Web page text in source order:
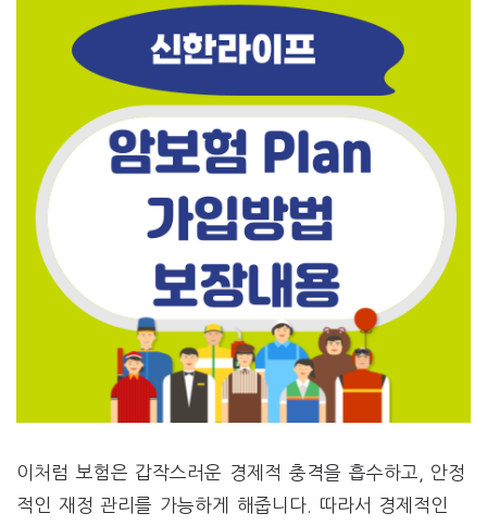
이처럼 보험은 갑작스러운 경제적 충격을 흡수하고, 안정
적인 재정 관리를 가능하게 해줍니다. 따라서 경제적인